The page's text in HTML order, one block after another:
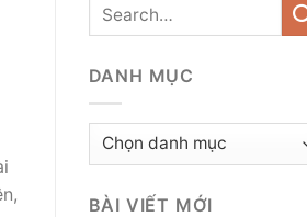
DANH MỤC
Danh
BÀI VIẾT MỚI